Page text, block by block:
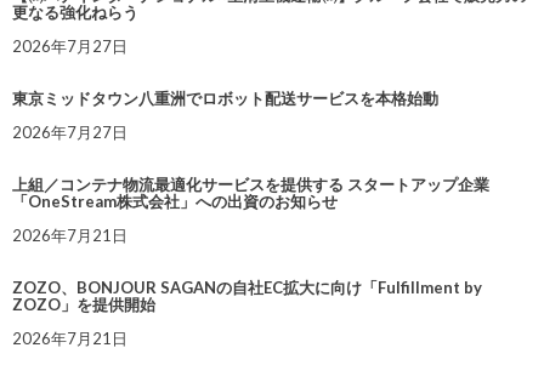
更なる強化ねらう
2026年7月27日
東京ミッドタウン八重洲でロボット配送サービスを本格始動
2026年7月27日
上組／コンテナ物流最適化サービスを提供する スタートアップ企業
「OneStream株式会社」への出資のお知らせ
2026年7月21日
ZOZO、BONJOUR SAGANの自社EC拡大に向け「Fulfillment by
ZOZO」を提供開始
2026年7月21日